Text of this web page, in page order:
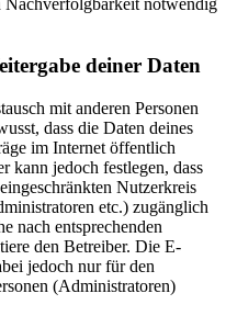
deiner Daten
mit anderen Personen
dass die Daten deines
im Internet öffentlich
kann jedoch festlegen, dass
Nutzerkreis
etc.) zugänglich
nach entsprechenden
den Betreiber. Die E-
jedoch nur für den
(Administratoren)